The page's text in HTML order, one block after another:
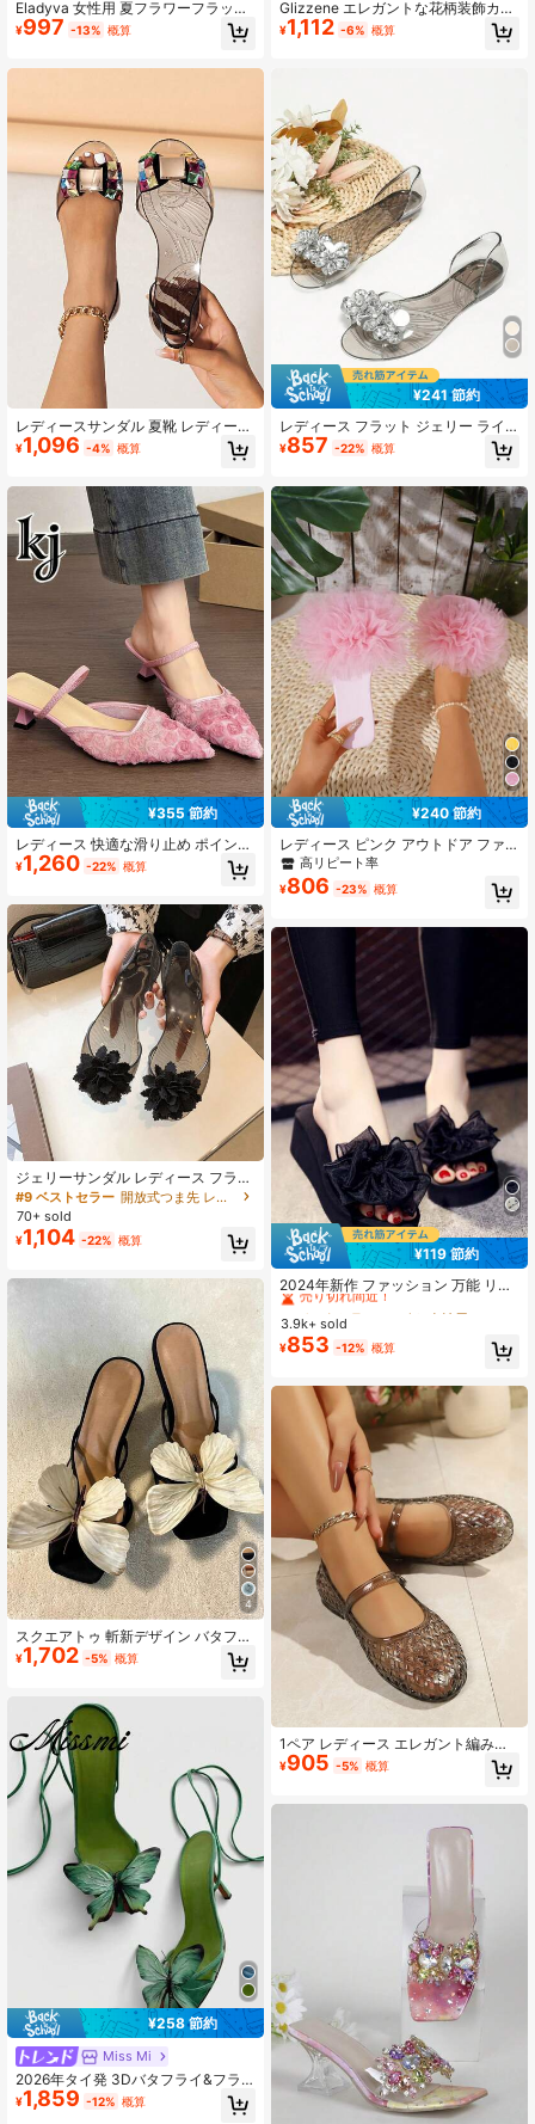
4.90 1.9K フォロワー
Eladyva 女性用 夏フラワーフラット
サンダル、ビーチ 旅行 バカンス ゼ
リーシューズ、クリスタルプラスチ
スリッポン
¥997 -13% 概算
レディースサンダル 夏靴 レディース
シューズ 透明ジェリー スクエアバッ
クル ラインストーン装飾 ソフトソー
スタイル ピープトゥ スリッポン フ
ラットサンダル
¥1,096 -4% 概算
¥355 節約
レディース 快適な滑り止め ポインテ
ッドトゥ ミュールサンダル シアーメ
ッシュ ローズ装飾 キトゥンヒール
スタイル 春夏用
¥1,260 -22% 概算
ジェリーサンダル レディース フラワ
ー オープントゥ トランスペアレント
プラスチック 滑り止め フラット ス
プリング/サマー 韓国ファッション
カジュアルシューズ
#9 ベストセラー
開放式つま先 レディース サンダル
70+ sold
¥1,104 -22% 概算
4
スクエアトゥ 斬新デザイン バタフラ
イデコレーション 2025春夏新作スト
ラップ ハイヒールサンダル、フェミ
¥1,702 -5% 概算
¥258 節約
Miss Mi
2026年タイ発 3Dバタフライ&フラ
ワーデコレーションサンダル、フレ
ンチスタイル尖った つま先 ハイヒー
¥1,859 -12% 概算
Glizzene エレガントな花柄装飾カジ
ュアルで快適なスリッポンサンダ
ル、ポリエステル製の花飾り、バカ
¥1,112 -6% 概算
¥241 節約
レディース フラット ジェリー ライ
ンストーン ピープトウ サンダル、春
夏のアウトフィット
¥857 -22% 概算
¥240 節約
レディース ピンク アウトドア ファ
ッショナブル フラットサンダル しわ
くちゃメッシュガーゼ オープントゥ
快適 スクエアトゥ 春夏 ビーチコー
高リピート率
¥806 -23% 概算
¥119 節約
2024年新作 ファッション 万能 リボ
ンスライド サンダル レディース、履
き心地よい 滑り止め ハイヒール ビ
ーチスリッパ、夏
#1 ベストセラー
に ボウ 女性用サンダル
売り切れ間近！
#1 ベストセラー
売り切れ間近！
#1 ベストセラー
売り切れ間近！
#1 ベストセラー
3.9k+ sold
¥853 -12% 概算
1ペア レディース エレガント編み込
みホロウアウトサンダル、ファッシ
ョナブルな通気性ジェリーサンダ
¥905 -5% 概算